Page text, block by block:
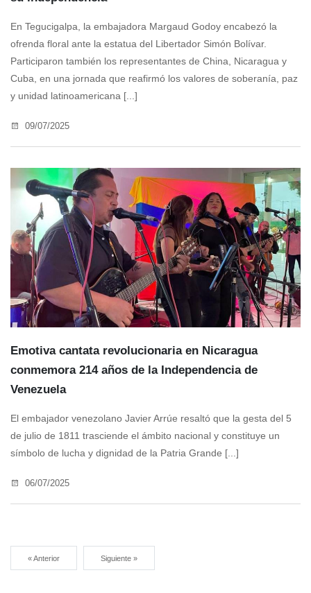
En Tegucigalpa, la embajadora Margaud Godoy encabezó la
ofrenda floral ante la estatua del Libertador Simón Bolívar.
Participaron también los representantes de China, Nicaragua y
Cuba, en una jornada que reafirmó los valores de soberanía, paz
y unidad latinoamericana [...]
09/07/2025
Emotiva cantata revolucionaria en Nicaragua
conmemora 214 años de la Independencia de
Venezuela
El embajador venezolano Javier Arrúe resaltó que la gesta del 5
de julio de 1811 trasciende el ámbito nacional y constituye un
símbolo de lucha y dignidad de la Patria Grande [...]
06/07/2025
« Anterior Siguiente »